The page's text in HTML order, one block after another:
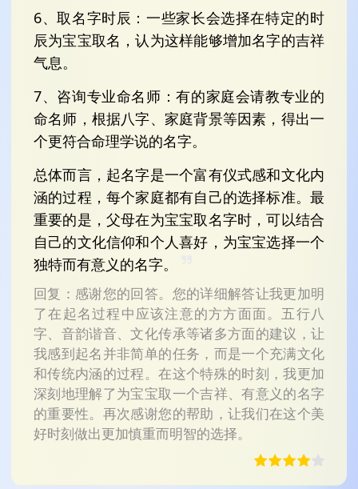
6、取名字时辰：一些家长会选择在特定的时
辰为宝宝取名，认为这样能够增加名字的吉祥
气息。
7、咨询专业命名师：有的家庭会请教专业的
命名师，根据八字、家庭背景等因素，得出一
个更符合命理学说的名字。
总体而言，起名字是一个富有仪式感和文化内
涵的过程，每个家庭都有自己的选择标准。最
重要的是，父母在为宝宝取名字时，可以结合
自己的文化信仰和个人喜好，为宝宝选择一个
独特而有意义的名字。
回复：感谢您的回答。您的详细解答让我更加明
了在起名过程中应该注意的方方面面。五行八
字、音韵谐音、文化传承等诸多方面的建议，让
我感到起名并非简单的任务，而是一个充满文化
和传统内涵的过程。在这个特殊的时刻，我更加
深刻地理解了为宝宝取一个吉祥、有意义的名字
的重要性。再次感谢您的帮助，让我们在这个美
好时刻做出更加慎重而明智的选择。